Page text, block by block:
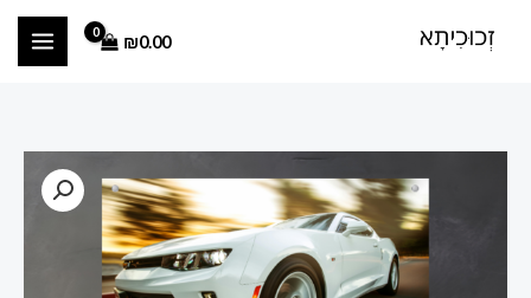
לתוכן
₪0.00
טווח
מחירים: